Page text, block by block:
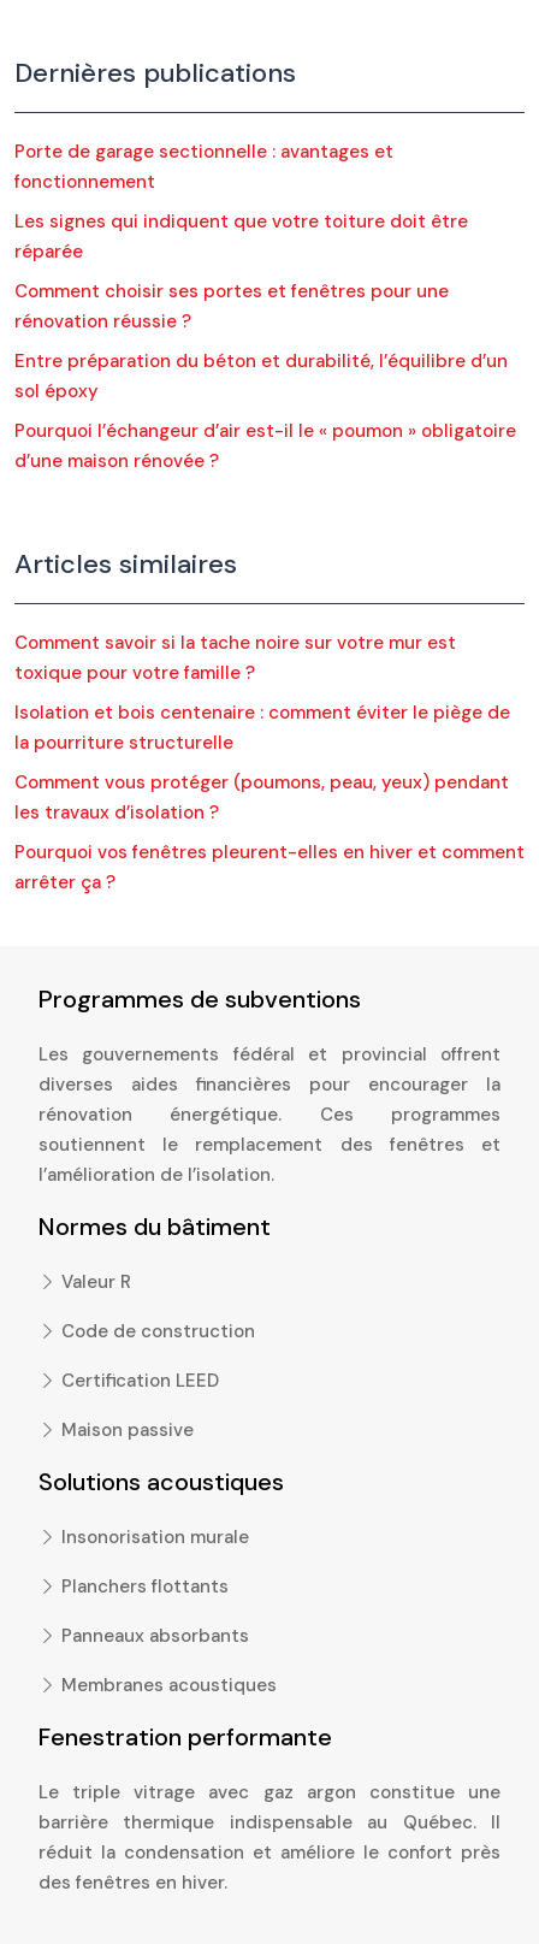
Dernières publications
Porte de garage sectionnelle : avantages et
fonctionnement
Les signes qui indiquent que votre toiture doit être
réparée
Comment choisir ses portes et fenêtres pour une
rénovation réussie ?
Entre préparation du béton et durabilité, l’équilibre d’un
sol époxy
Pourquoi l’échangeur d’air est-il le « poumon » obligatoire
d’une maison rénovée ?
Articles similaires
Comment savoir si la tache noire sur votre mur est
toxique pour votre famille ?
Isolation et bois centenaire : comment éviter le piège de
la pourriture structurelle
Comment vous protéger (poumons, peau, yeux) pendant
les travaux d’isolation ?
Pourquoi vos fenêtres pleurent-elles en hiver et comment
arrêter ça ?
Programmes de subventions
Les gouvernements fédéral et provincial offrent
diverses aides financières pour encourager la
rénovation énergétique. Ces programmes
soutiennent le remplacement des fenêtres et
l’amélioration de l’isolation.
Normes du bâtiment
Valeur R
Code de construction
Certification LEED
Maison passive
Solutions acoustiques
Insonorisation murale
Planchers flottants
Panneaux absorbants
Membranes acoustiques
Fenestration performante
Le triple vitrage avec gaz argon constitue une
barrière thermique indispensable au Québec. Il
réduit la condensation et améliore le confort près
des fenêtres en hiver.